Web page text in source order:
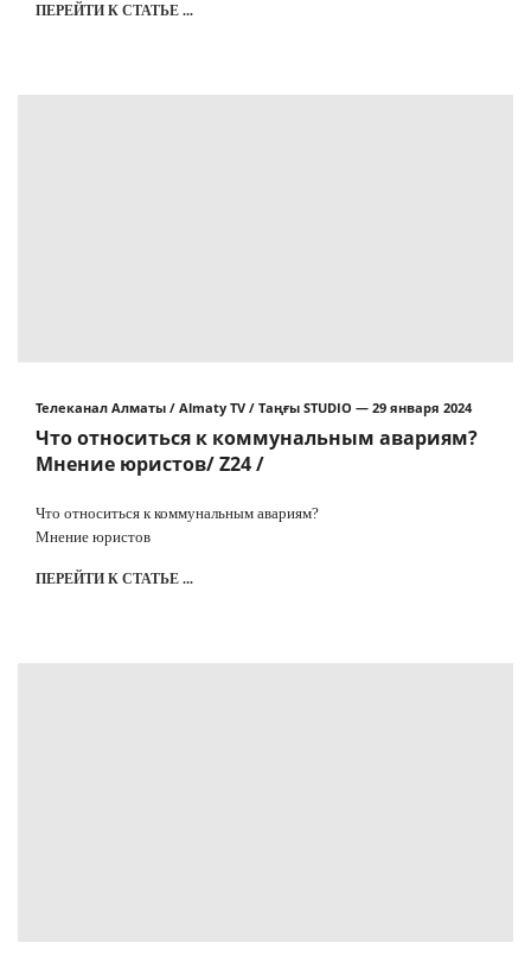
ПЕРЕЙТИ К СТАТЬЕ ...
Телеканал Алматы / Almaty TV / Таңғы STUDIO — 29 января 2024
Что относиться к коммунальным авариям?
Мнение юристов/ Z24 /
Что относиться к коммунальным авариям?
Мнение юристов
ПЕРЕЙТИ К СТАТЬЕ ...